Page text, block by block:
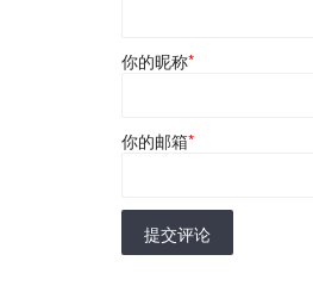
你的昵称*
你的邮箱*
提交评论